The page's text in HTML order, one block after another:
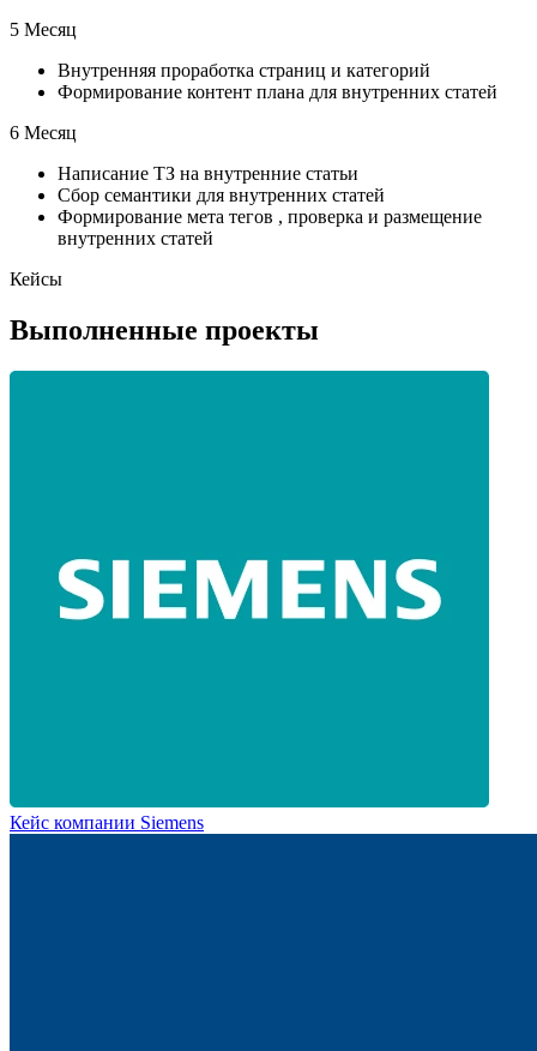
5 Месяц
Внутренняя проработка страниц и категорий
Формирование контент плана для внутренних статей
6 Месяц
Написание ТЗ на внутренние статьи
Сбор семантики для внутренних статей
Формирование мета тегов , проверка и размещение
внутренних статей
Кейсы
Выполненные проекты
Кейс компании Siemens